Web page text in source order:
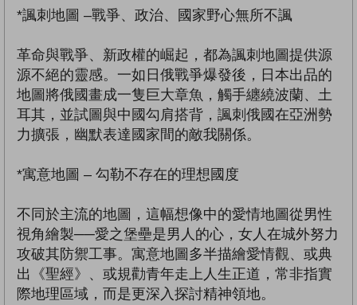
*諷刺地圖 –戰爭、政治、國家野心無所不諷
革命與戰爭、新政權的崛起，都為諷刺地圖提供源
源不絕的靈感。一如日俄戰爭爆發後，日本出品的
地圖將俄國畫成一隻巨大章魚，觸手纏繞波蘭、土
耳其，並試圖與中國勾肩搭背，諷刺俄國在亞洲勢
力擴張，幽默表達國家間的敵我關係。
*寓意地圖 – 勾勒不存在的理想國度
不同於主流的地圖，這幅想像中的愛情地圖從男性
視角繪製──愛之堡壘是男人的心，女人在城外努力
攻破其防禦工事。寓意地圖多半描繪愛情觀、或典
出《聖經》、或規勸青年走上人生正道，常非指實
際地理區域，而是更深入探討精神領地。